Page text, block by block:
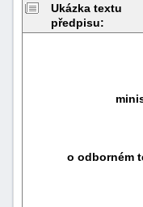
Ukázka textu
předpisu:
o odborném